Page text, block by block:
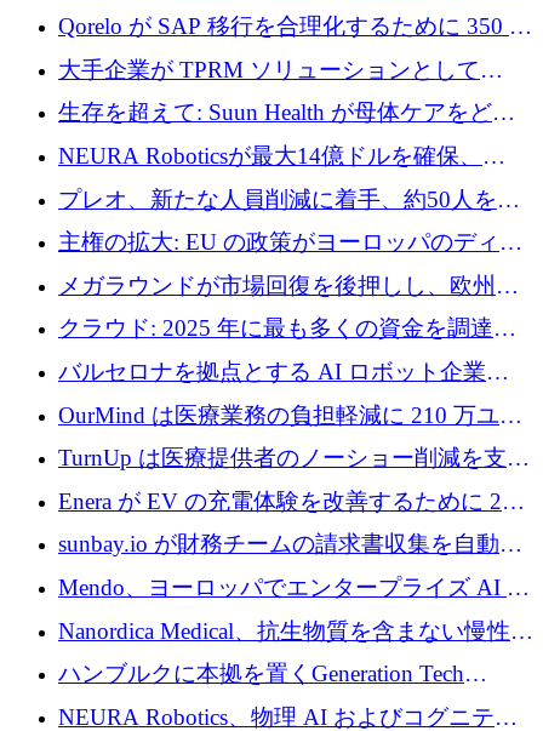
ために 130 万ユーロの資金調達を完了
Qorelo が SAP 移行を合理化するために 350 万
ドルを調達
大手企業が TPRM ソリューションとして
Vanta を選択する理由
生存を超えて: Suun Health が母体ケアをどの
ように再考しているか
NEURA Roboticsが最大14億ドルを確保、
Bending Spoonsが米国IPOを申請、英国首相が
4億ポンドのチップ計画を発表
プレオ、新たな人員削減に着手、約50人を解
雇
主権の拡大: EU の政策がヨーロッパのディー
プテック戦略をどのように再構築しているか
メガラウンドが市場回復を後押しし、欧州の
ハイテク資金調達は5月に105億ユーロに回復
クラウド: 2025 年に最も多くの資金を調達し
た 10 社
バルセロナを拠点とする AI ロボット企業
Theker が 8,500 万ドルを調達
OurMind は医療業務の負担軽減に 210 万ユー
ロを寄付
TurnUp は医療提供者のノーショー削減を支援
するために 200 万ユーロを調達
Enera が EV の充電体験を改善するために 200
万ドルを調達
sunbay.io が財務チームの請求書収集を自動化
するために 55 万ユーロを調達
Mendo、ヨーロッパでエンタープライズ AI 導
入を拡大するために 1,200 万ユーロを確保
Nanordica Medical、抗生物質を含まない慢性創
傷治療薬を市場に投入するために 160 万ユー
ロを調達
ハンブルクに本拠を置くGeneration Tech
Partnersが5,000万ユーロのAIロールアップファ
NEURA Robotics、物理 AI およびコグニティ